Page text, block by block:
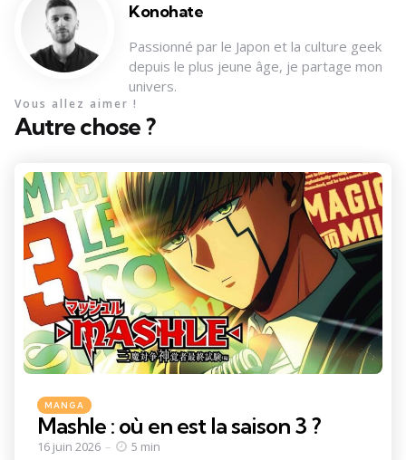
Konohate
Passionné par le Japon et la culture geek
depuis le plus jeune âge, je partage mon
univers.
Autre chose ?
Vous allez aimer !
Categories
Posted
in
MANGA
Mashle : où en est la saison 3 ?
16 juin 2026 5 min